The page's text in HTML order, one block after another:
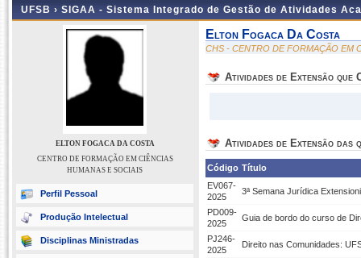
UFSB › SIGAA - Sistema Integrado de Gestão de Atividades
ELTON FOGACA DA COSTA
CENTRO DE FORMAÇÃO EM CIÊNCIAS
HUMANAS E SOCIAIS
Perfil Pessoal
Produção Intelectual
Disciplinas Ministradas
Elton Fogaca Da Costa
CHS - CENTRO DE FORMAÇÃO EM
Atividades de Extensão que
Atividades de Extensão das
Código Título
EV067-
2025
3ª Semana Jurídica
PD009-
2025
Guia de bordo do curso de
PJ246-
2025
Direito nas Comunidades: